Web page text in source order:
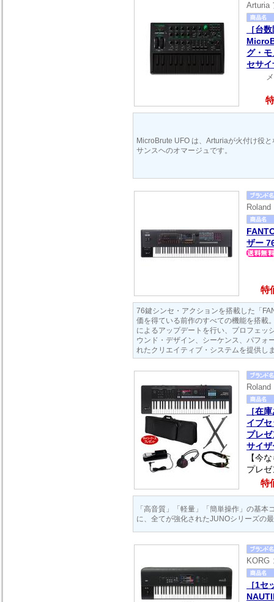
Arturia
［台
グ・
セサ
MicroBrute UFO は、Arturiaが火付け役
サンスヘのオマージュです。
ザー
特
76鍵シンセ・アクションを搭載した「
価を得ている前作のすべての機能を搭載
によるアップデートを行い、プロフェッ
ウンド・デザイン、シーケンス、パフォ
れたクリエイティブ・システムを提供し
［在
イブ
プレ
サイ
【今
プレ
特
「高音質」「軽量」「簡単操作」の基本
に、全てが強化されたJUNOシリーズの
KORG
［1セ